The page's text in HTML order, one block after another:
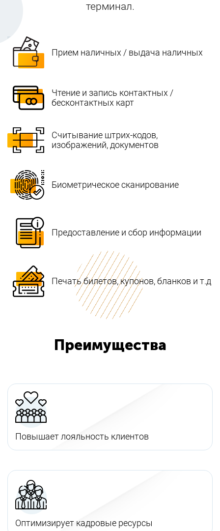
терминал.
Прием наличных / выдача наличных
Чтение и запись контактных /
бесконтактных карт
Считывание штрих-кодов,
изображений, документов
Биометрическое сканирование
Предоставление и сбор информации
Печать билетов, купонов, бланков и т.д
Преимущества
Повышает лояльность клиентов
Оптимизирует кадровые ресурсы